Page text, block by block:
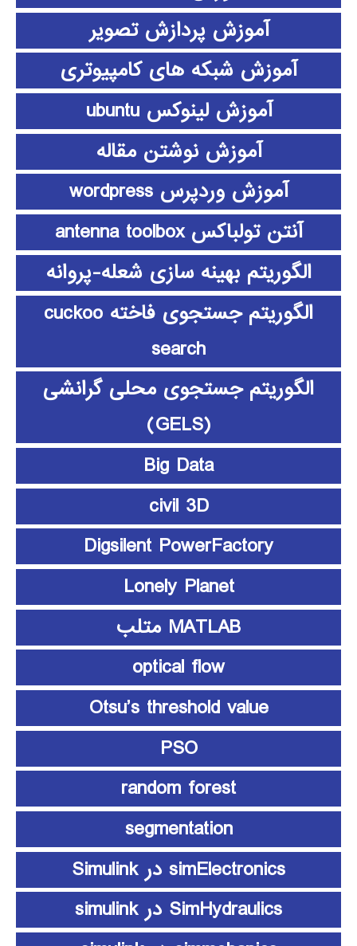
آموزش پردازش تصویر
آموزش شبکه های کامپیوتری
آموزش لینوکس ubuntu
آموزش نوشتن مقاله
آموزش وردپرس wordpress
آنتن تولباکس antenna toolbox
الگوریتم بهینه سازی شعله-پروانه
الگوریتم جستجوی فاخته cuckoo
search
الگوریتم جستجوی محلی گرانشی
(GELS)
Big Data
civil 3D
Digsilent PowerFactory
Lonely Planet
MATLAB متلب
optical flow
Otsu’s threshold value
PSO
random forest
segmentation
simElectronics در Simulink
SimHydraulics در simulink